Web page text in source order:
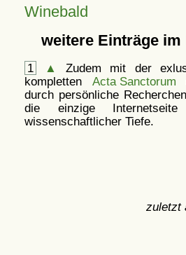
Winebald
weitere Einträge im
1 ▲
Zudem mit der
kompletten Acta Sanctorum
durch persönliche
die einzige
wissenschaftlicher Tiefe.
zuletzt